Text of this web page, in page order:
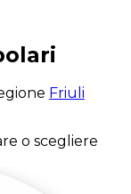
Friuli
o scegliere